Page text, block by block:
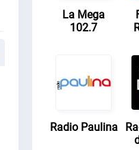
La Mega
102.7
Radio Paulina